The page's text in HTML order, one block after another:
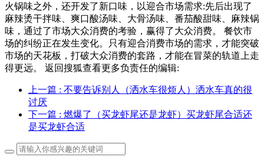
火锅味之外，还开发了新口味，以迎合市场需求:先后出现了
麻辣烫干拌味、爽口酸汤味、大骨汤味、番茄酸甜味、麻辣锅
味，通过了市场大众消费的考验，赢得了大众消费。 餐饮市
场的纠纷正在发生变化。只有迎合消费市场的需求，才能突破
市场的天花板，打破大众消费的套路，才能在冒菜的轨道上走
得更远。 返回搜狐查看更多负责任的编辑:
上一篇 : 不要告诉别人（洒水车很烦人）洒水车真的很
讨厌
下一篇 : 燃爆了（买龙虾尾还是龙虾）买龙虾尾合适还
是买龙虾合适